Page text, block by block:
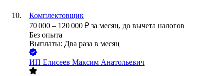
Комплектовщик
70 000 – 120 000 ₽ за месяц, до вычета налогов
Без опыта
Выплаты: Два раза в месяц
ИП Елисеев Максим Анатольевич